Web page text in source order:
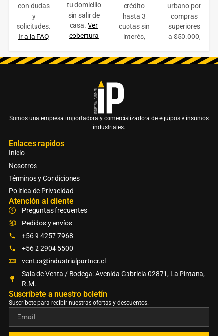
AÑADIR AL CARRITO
COTIZAR ONLINE
con dudas
y
solicitudes.
Ir a la FAQ
tu domicilio
sin salir de
casa.Ver
cobertura
crédito
hasta 3
cuotas sin
interés,
urbano por
compras
superiores
a $50.000,
Somos una empresa importadora y comercializadora de equipos e insumos
industriales.
Enlaces rapidos
Inicio
Nosotros
Términos y Condiciones
Politica de Privacidad
Atención al cliente
Preguntas frecuentes
Pedidos y envíos
+56 9 4257 7968
+56 2 2904 5500
ventas@industrialpartner.cl
Sala de Venta / Bodega: Avenida Gabriela 02871, La Pintana,
R.M.
Suscríbete a nuestro boletín​
Suscríbete para recibir nuestras ofertas y descuentos.